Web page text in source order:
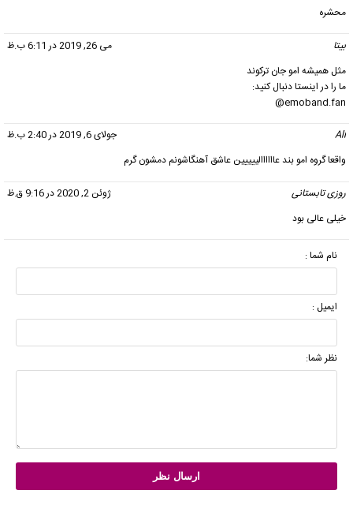
محشره
بیتا
می 26, 2019 در 6:11 ب.ظ
مثل همیشه امو جان ترکوند
ما را در اینستا دنبال کنید:
emoband.fan@
Ali
جولای 6, 2019 در 2:40 ب.ظ
واقعا گروه امو بند عاااااالییییین عاشق آهنگاشونم دمشون گرم
روزی تابستانی
ژوئن 2, 2020 در 9:16 ق.ظ
خیلی عالی بود
نام شما :
ایمیل :
نظر شما: